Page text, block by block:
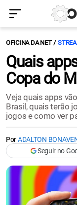
OFICINA DA NET
Quais
Copa do
Veja quais apps
Brasil, quais terão
jogos e como ver
PorADALTON
Seguir no